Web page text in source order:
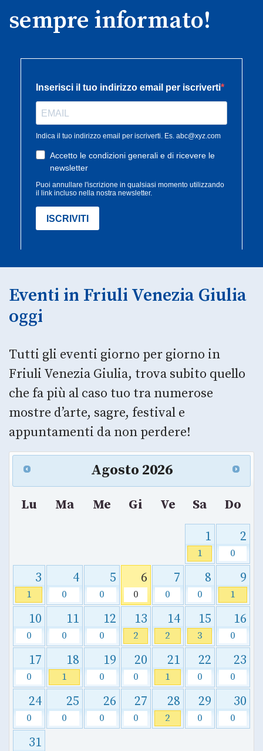
sempre informato!
Eventi in Friuli Venezia Giulia
oggi
Tutti gli eventi giorno per giorno in
Friuli Venezia Giulia, trova subito quello
che fa più al caso tuo tra numerose
mostre d’arte, sagre, festival e
appuntamenti da non perdere!
Agosto 2026
Lu Ma Me Gi Ve Sa
Do
1
1
2
0
3
1
4
0
5
0
6
0
7
0
8
0
9
1
10
0
11
0
12
0
13
2
14
2
15
3
16
0
17
0
18
1
19
0
20
0
21
1
22
0
23
0
24
0
25
0
26
0
27
0
28
2
29
0
30
0
31